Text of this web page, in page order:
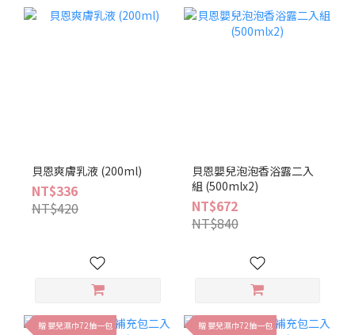
貝恩爽膚乳液 (200ml)
NT$336
NT$420
貝恩嬰兒泡泡香浴露二入
組 (500mlx2)
NT$672
NT$840
贈 嬰兒濕巾72抽一包 贈 嬰兒濕巾72抽一包